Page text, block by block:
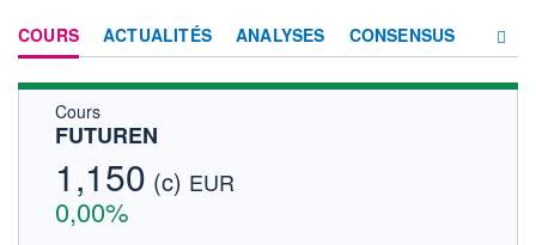
COURS ACTUALITÉS ANALYSES CONSENSUS
Cours
FUTUREN
1,150 (c) EUR
0,00%